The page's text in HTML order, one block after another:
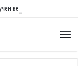
вентилатор?